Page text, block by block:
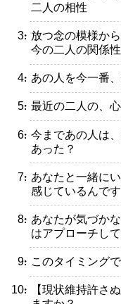
二人の相性
・放つ念の模様か
今の二人の関係性
・あの人を今一番
・最近の二人の、
・今まであの人は
あった？
・あなたと一緒に
感じているんです
・あなたが気づか
はアプローチし
・このタイミング
・【現状維持許さ